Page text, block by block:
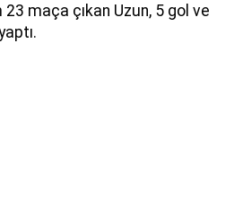
maça çıkan Uzun, 5 gol ve